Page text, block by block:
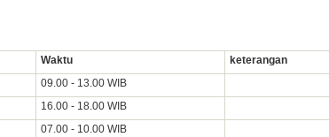
Waktu
keterangan
09.00 - 13.00 WIB
16.00 - 18.00 WIB
07.00 - 10.00 WIB